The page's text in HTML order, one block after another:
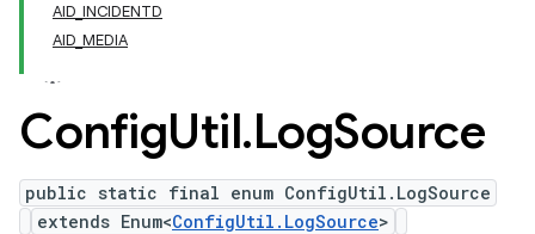
AID_INCIDENTD
AID_MEDIA
ConfigUtil.LogSource
public static final enum ConfigUtil.LogSource
extends Enum<ConfigUtil.LogSource>